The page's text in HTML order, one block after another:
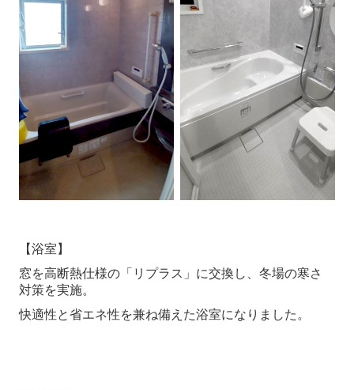
【浴室】
窓を高断熱仕様の「リプラス」に交換し、冬場の寒さ
対策を実施。
快適性と省エネ性を兼ね備えた浴室になりました。